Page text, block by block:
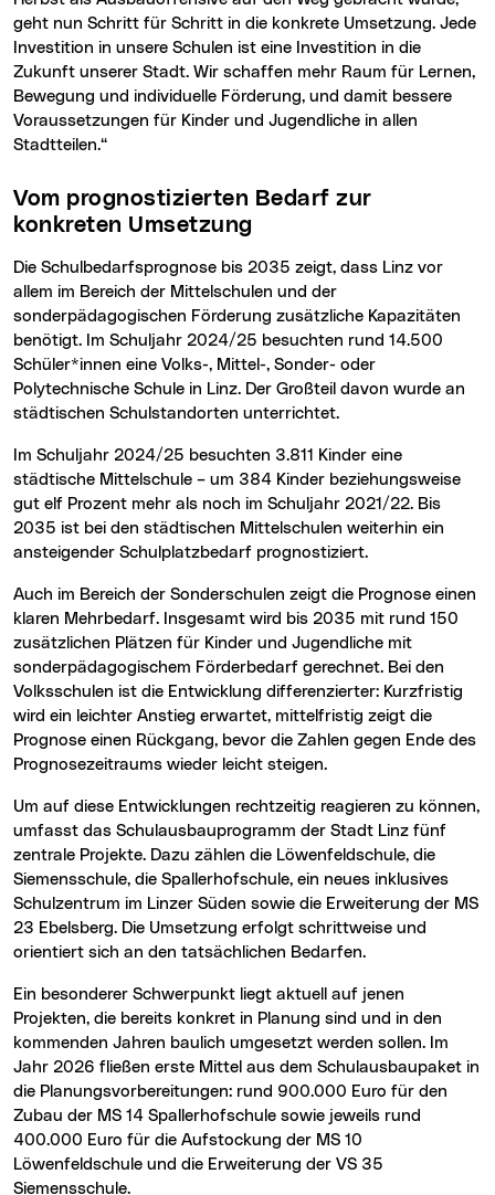
geht nun Schritt für Schritt in die konkrete Umsetzung. Jede
Investition in unsere Schulen ist eine Investition in die
Zukunft unserer Stadt. Wir schaffen mehr Raum für Lernen,
Bewegung und individuelle Förderung, und damit bessere
Voraussetzungen für Kinder und Jugendliche in allen
Stadtteilen.“
Vom prognostizierten Bedarf zur
konkreten Umsetzung
Die Schulbedarfsprognose bis 2035 zeigt, dass Linz vor
allem im Bereich der Mittelschulen und der
sonderpädagogischen Förderung zusätzliche Kapazitäten
benötigt. Im Schuljahr 2024/25 besuchten rund 14.500
Schüler*innen eine Volks-, Mittel-, Sonder- oder
Polytechnische Schule in Linz. Der Großteil davon wurde an
städtischen Schulstandorten unterrichtet.
städtische Mittelschule – um 384 Kinder beziehungsweise
gut elf Prozent mehr als noch im Schuljahr 2021/22. Bis
2035 ist bei den städtischen Mittelschulen weiterhin ein
ansteigender Schulplatzbedarf prognostiziert.
Auch im Bereich der Sonderschulen zeigt die Prognose einen
klaren Mehrbedarf. Insgesamt wird bis 2035 mit rund 150
zusätzlichen Plätzen für Kinder und Jugendliche mit
sonderpädagogischem Förderbedarf gerechnet. Bei den
Volksschulen ist die Entwicklung differenzierter: Kurzfristig
wird ein leichter Anstieg erwartet, mittelfristig zeigt die
Prognose einen Rückgang, bevor die Zahlen gegen Ende des
Prognosezeitraums wieder leicht steigen.
Um auf diese Entwicklungen rechtzeitig reagieren zu können,
umfasst das Schulausbauprogramm der Stadt Linz fünf
zentrale Projekte. Dazu zählen die Löwenfeldschule, die
Siemensschule, die Spallerhofschule, ein neues inklusives
Schulzentrum im Linzer Süden sowie die Erweiterung der MS
23 Ebelsberg. Die Umsetzung erfolgt schrittweise und
orientiert sich an den tatsächlichen Bedarfen.
Ein besonderer Schwerpunkt liegt aktuell auf jenen
Projekten, die bereits konkret in Planung sind und in den
kommenden Jahren baulich umgesetzt werden sollen. Im
Jahr 2026 fließen erste Mittel aus dem Schulausbaupaket in
die Planungsvorbereitungen: rund 900.000 Euro für den
Zubau der MS 14 Spallerhofschule sowie jeweils rund
400.000 Euro für die Aufstockung der MS 10
Löwenfeldschule und die Erweiterung der VS 35
Siemensschule.